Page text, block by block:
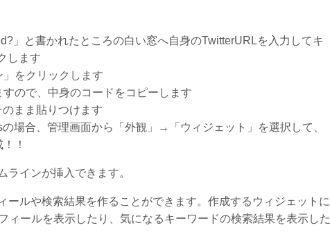
」と書かれたところの白い窓へ自身のTwitterURLを入力してキ
します
をクリックします
ので、中身のコードをコピーします
まま貼りつけます
場合、管理画面から「外観」→「ウィジェット」を選択して、
！
ラインが挿入できます。
ルや検索結果を作ることができます。作成するウィジェットに
ールを表示したり、気になるキーワードの検索結果を表示した